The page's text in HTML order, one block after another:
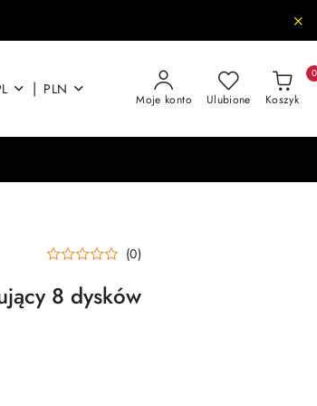
| PLN
Moje konto Ulubione Koszyk
0
(0)
8 dysków